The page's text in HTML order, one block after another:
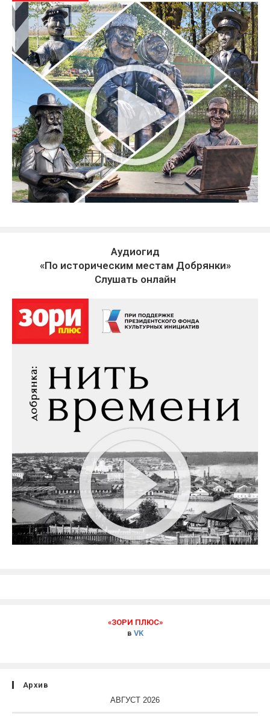
Аудиогид
«По историческим местам Добрянки»
Слушать онлайн
«ЗОРИ ПЛЮС»
в VK
Архив
АВГУСТ 2026